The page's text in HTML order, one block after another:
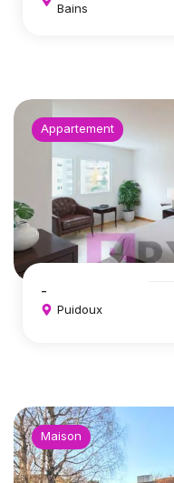
Bains
Appartement
-
Puidoux
Maison